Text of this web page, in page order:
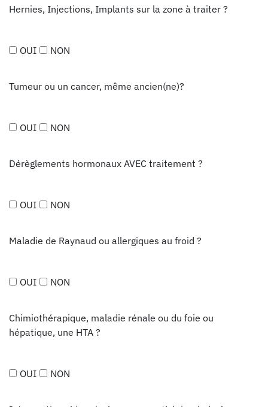
Hernies, Injections, Implants sur la zone à traiter ?
OUI NON
Tumeur ou un cancer, même ancien(ne)?
OUI NON
Dérèglements hormonaux AVEC traitement ?
OUI NON
Maladie de Raynaud ou allergiques au froid ?
OUI NON
Chimiothérapique, maladie rénale ou du foie ou
hépatique, une HTA ?
OUI NON